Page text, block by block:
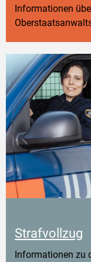
Informationen
Strafvollzug
Informationen zu